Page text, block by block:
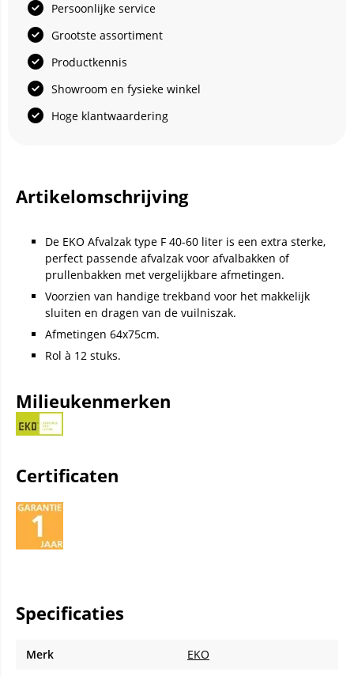
Persoonlijke service
Grootste assortiment
Productkennis
Showroom en fysieke winkel
Hoge klantwaardering
Artikelomschrijving
De EKO Afvalzak type F 40-60 liter is een extra sterke,
perfect passende afvalzak voor afvalbakken of
prullenbakken met vergelijkbare afmetingen.
Voorzien van handige trekband voor het makkelijk
sluiten en dragen van de vuilniszak.
Afmetingen 64x75cm.
Rol à 12 stuks.
Milieukenmerken
Certificaten
Specificaties
Merk
EKO